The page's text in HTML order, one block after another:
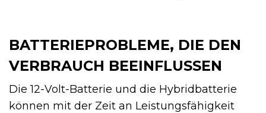
BATTERIEPROBLEME, DIE DEN
VERBRAUCH BEEINFLUSSEN
Die 12-Volt-Batterie und die Hybridbatterie
können mit der Zeit an Leistungsfähigkeit